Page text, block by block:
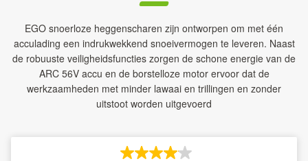
EGO snoerloze heggenscharen zijn ontworpen om met één
acculading een indrukwekkend snoeivermogen te leveren. Naast
de robuuste veiligheidsfuncties zorgen de schone energie van de
ARC 56V accu en de borstelloze motor ervoor dat de
werkzaamheden met minder lawaai en trillingen en zonder
uitstoot worden uitgevoerd